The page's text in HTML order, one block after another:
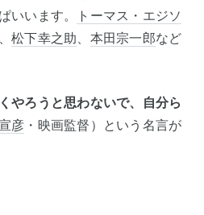
いいます。
トーマス・エジソ
松下幸之助 本田宗一郎など
やろうと思わないで、自分ら
彦 ・映画監督）という名言が